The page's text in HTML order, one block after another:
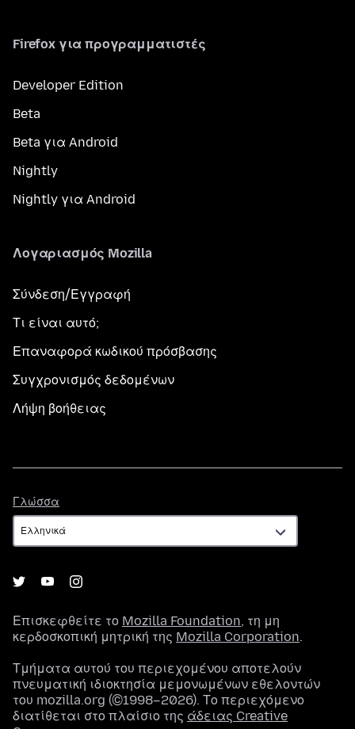
Firefox για προγραμματιστές
Developer Edition
Beta
Beta για Android
Nightly
Nightly για Android
Λογαριασμός Mozilla
Σύνδεση/Εγγραφή
Τι είναι αυτό;
Επαναφορά κωδικού πρόσβασης
Συγχρονισμός δεδομένων
Λήψη βοήθειας
Γλώσσα
Επισκεφθείτε το Mozilla Foundation, τη μη
κερδοσκοπική μητρική της Mozilla Corporation.
Τμήματα αυτού του περιεχομένου αποτελούν
πνευματική ιδιοκτησία μεμονωμένων εθελοντών
του mozilla.org (©1998–2026). Το περιεχόμενο
διατίθεται στο πλαίσιο της άδειας Creative